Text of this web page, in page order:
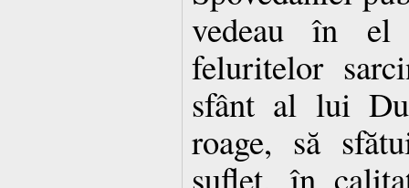
vedeau în el
feluritelor
sfânt al lui
roage, să
suflet, în